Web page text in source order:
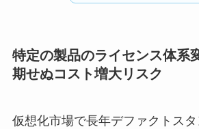
特定の製品のライセンス体系
期せぬコスト増大リスク
仮想化市場で長年デファクトス